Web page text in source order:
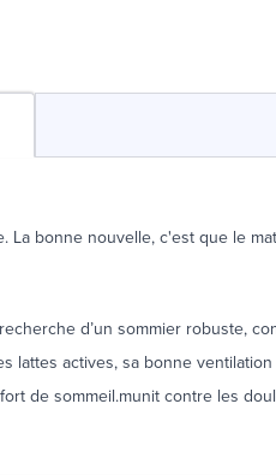
bonne nouvelle, c'est que le
d’un sommier robuste,
lattes actives, sa bonne
de sommeil.munit contre les